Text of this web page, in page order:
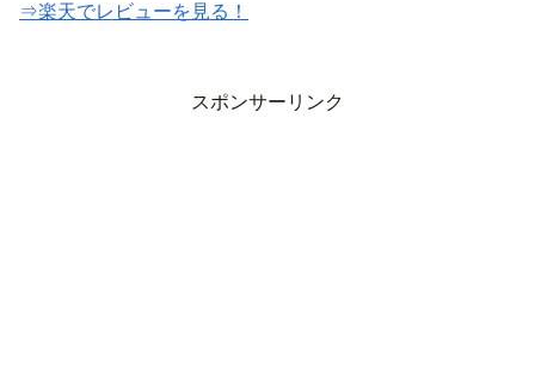
⇒楽天でレビューを見る！
スポンサーリンク